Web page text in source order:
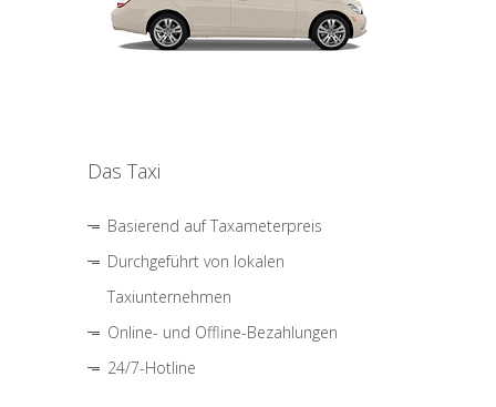
Das Taxi
Basierend auf Taxameterpreis
Durchgeführt von lokalen
Taxiunternehmen
Online- und Offline-Bezahlungen
24/7-Hotline